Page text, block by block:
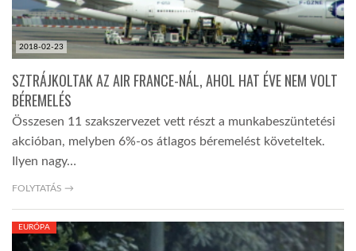
2018-02-23
SZTRÁJKOLTAK AZ AIR FRANCE-NÁL, AHOL HAT ÉVE NEM VOLT
BÉREMELÉS
Összesen 11 szakszervezet vett részt a munkabeszüntetési
akcióban, melyben 6%-os átlagos béremelést követeltek.
Ilyen nagy…
FOLYTATÁS →
EURÓPA